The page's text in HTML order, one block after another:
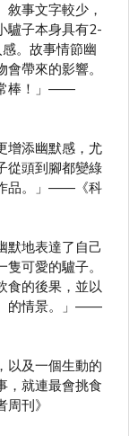
事文字較少，
驢子本身具有2-
。故事情節幽
帶來的影響。
棒！」——
添幽默感，尤
從頭到腳都變綠
品。」——《科
地表達了自己
可愛的驢子。
食的後果，並以
的情景。」——
及一個生動的
，就連最會挑食
刊》